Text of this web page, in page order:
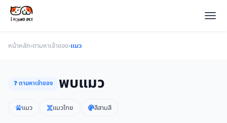
หน้าหลัก›ตามหาเจ้าของ›แมว
❓ ตามหาเจ้าของ พบแมว
แมว แมวไทย สีสามสี